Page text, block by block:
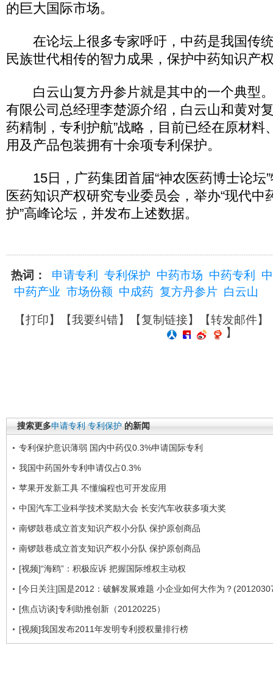
的巨大国际市场。
在论坛上很多专家呼吁，中药是我国传
民族世代相传的智力成果，保护中药知识产
白云山复方丹参片就是其中的一个典型
有限公司总经理李楚源介绍，白云山和黄对
药精制，专利护航”战略，目前已经在原材料
用及产品包装拥有十余项专利保护。
15日，广药集团首届“神农医药博士论坛”
医药知识产权研究专业委员会，举办“现代中
护”高峰论坛，并发布上述数据。
热词： 申请专利 专利保护 中药市场 中药专利
中药产业 市场份额 中成药 复方丹参片 白云山
【打印】【我要纠错】【复制链接】【转发邮件】
】
搜索更多申请专利 专利保护 的新闻
专利保护意识薄弱 国内中药仅0.3%申请国际专利
我国中药国外专利申请仅占0.3%
苹果开发新工具 不懂编程也可开发应用
中国汽车工业科学技术奖励大会 长安汽车收获多项大奖
南锣鼓巷成立首支知识产权小分队 保护原创商品
南锣鼓巷成立首支知识产权小分队 保护原创商品
[视频]“海鸥”：积极应诉 把握国际维权主动权
[今日关注]国是2012：破解发展难题 小企业如何大作为？
[焦点访谈]专利助推创新（20120225）
[视频]我国发布2011年发明专利授权量排行榜